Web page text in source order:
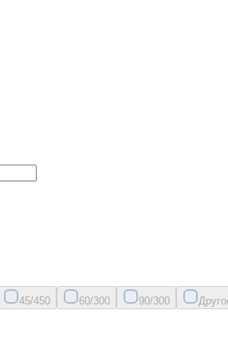
45/450 60/300 90/300